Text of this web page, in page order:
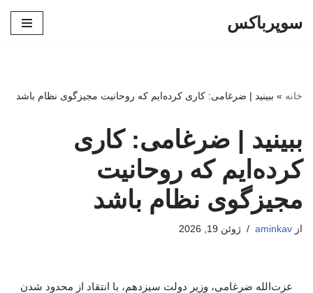
سوپرباکس
خانه » ببینید | ضرغامی: کاری کرده‌ایم که روحانیت مجیزگوی نظام باشد
ببینید | ضرغامی: کاری
کرده‌ایم که روحانیت
مجیزگوی نظام باشد
از aminkav ژوئن 19, 2026
عزت‌الله ضرغامی، وزیر دولت سیزدهم، با انتقاد از محدود شدن